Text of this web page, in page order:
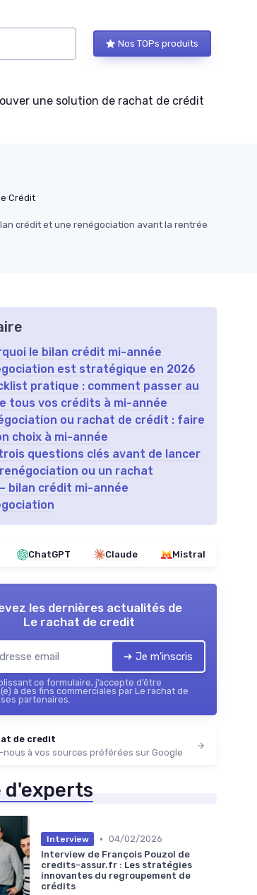
Nos TOPs produits
une solution de rachat de crédit
Crédit
crédit et une renégociation avant la rentrée
le bilan crédit mi-année
est stratégique en 2026
pratique : comment passer au
tous vos crédits à mi-année
ou rachat de crédit : faire
choix à mi-année
questions clés avant de lancer
ou un rachat
– bilan crédit mi-année
ChatGPT Claude Mistral
les dernières actualités de
Le rachat de credit
➔ Je m'inscris
ce formulaire, j’accepte d’être
à des fins commerciales par Le rachat de
partenaires.
de credit
à vos sources préférées sur Google
d'experts
Interview • 04/02/2026
Interview de François Pouzol de
credits-assur.fr : Les stratégies
innovantes du regroupement de
crédits